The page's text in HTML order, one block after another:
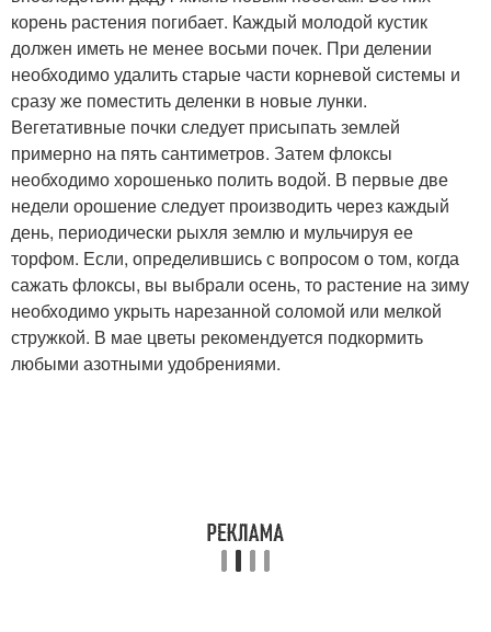
корень растения погибает. Каждый молодой кустик
должен иметь не менее восьми почек. При делении
необходимо удалить старые части корневой системы и
сразу же поместить деленки в новые лунки.
Вегетативные почки следует присыпать землей
примерно на пять сантиметров. Затем флоксы
необходимо хорошенько полить водой. В первые две
недели орошение следует производить через каждый
день, периодически рыхля землю и мульчируя ее
торфом. Если, определившись с вопросом о том, когда
сажать флоксы, вы выбрали осень, то растение на зиму
необходимо укрыть нарезанной соломой или мелкой
стружкой. В мае цветы рекомендуется подкормить
любыми азотными удобрениями.